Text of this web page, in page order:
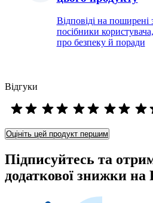
Відповіді на поширені
посібники
про безпеку й поради
Відгуки
Оцініть цей продукт першим
Підписуйтесь та
додаткової знижки